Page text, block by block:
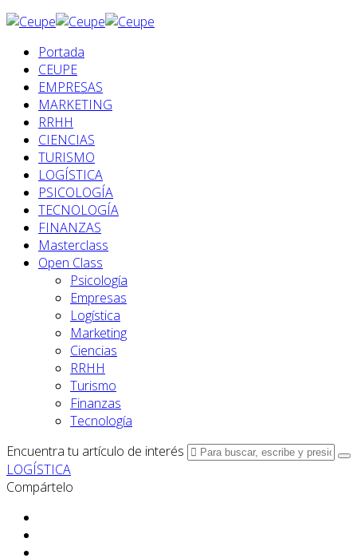
Portada
CEUPE
EMPRESAS
MARKETING
RRHH
CIENCIAS
TURISMO
LOGÍSTICA
PSICOLOGÍA
TECNOLOGÍA
FINANZAS
Masterclass
Open Class
Psicología
Empresas
Logística
Marketing
Ciencias
RRHH
Turismo
Finanzas
Tecnología
Encuentra tu artículo de interés
LOGÍSTICA
Compártelo